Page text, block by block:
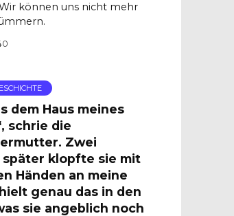
„Wir können uns nicht mehr
dem Haus meines
schrie die
Zwei
später klopfte sie mit
Händen an meine
genau das in den
sie angeblich noch